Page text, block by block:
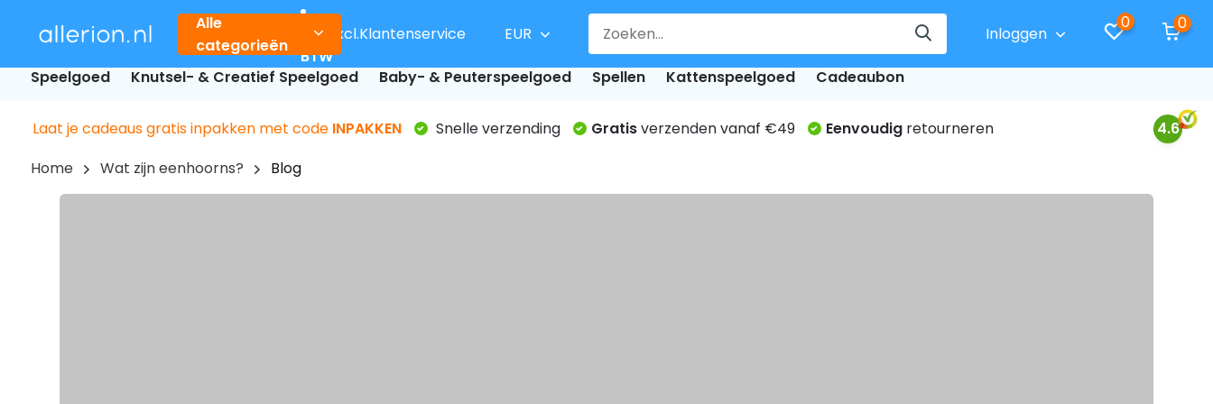
Alle
categorieën
Incl.
Excl.
BTW
Klantenservice EUR Inloggen
0 0
Speelgoed Knutsel- & Creatief Speelgoed Baby- & Peuterspeelgoed Spellen Kattenspeelgoed Cadeaubon
Laat je cadeaus gratis inpakken met code INPAKKEN Snelle verzending Gratisverzenden vanaf €49 Eenvoudigretourneren
4.6
Home
Wat zijn eenhoorns? Blog